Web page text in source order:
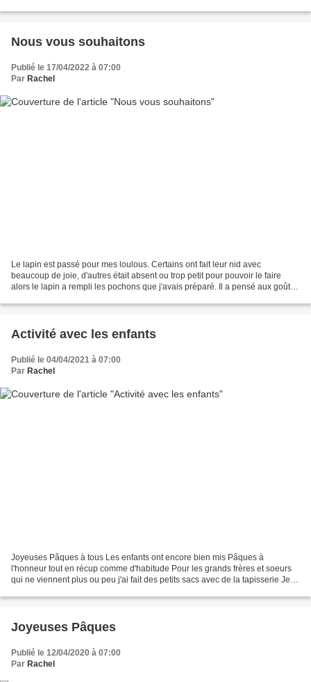
Nous vous souhaitons
Publié le 17/04/2022 à 07:00
Par Rachel
Le lapin est passé pour mes loulous. Certains ont fait leur nid avec
beaucoup de joie, d'autres était absent ou trop petit pour pouvoir le faire
alors le lapin a rempli les pochons que j'avais préparé. Il a pensé aux goût
Activité avec les enfants
Publié le 04/04/2021 à 07:00
Par Rachel
Joyeuses Pâques à tous Les enfants ont encore bien mis Pâques à
l'honneur tout en récup comme d'habitude Pour les grands frères et soeurs
qui ne viennent plus ou peu j'ai fait des petits sacs avec de la tapisserie Je
Joyeuses Pâques
Publié le 12/04/2020 à 07:00
Par Rachel